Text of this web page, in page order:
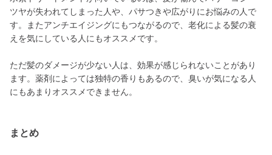
ツヤが失われてしまった人や、パサつきや広がりにお悩みの人で
す。またアンチエイジングにもつながるので、老化による髪の衰
えを気にしている人にもオススメです。
ただ髪のダメージが少ない人は、効果が感じられないことがあり
ます。薬剤によっては独特の香りもあるので、臭いが気になる人
にもあまりオススメできません。
まとめ